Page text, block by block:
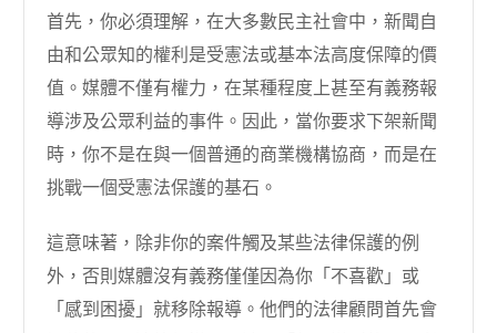
首先，你必須理解，在大多數民主社會中，新聞自
由和公眾知的權利是受憲法或基本法高度保障的價
值。媒體不僅有權力，在某種程度上甚至有義務報
導涉及公眾利益的事件。因此，當你要求下架新聞
時，你不是在與一個普通的商業機構協商，而是在
挑戰一個受憲法保護的基石。
這意味著，除非你的案件觸及某些法律保護的例
外，否則媒體沒有義務僅僅因為你「不喜歡」或
「感到困擾」就移除報導。他們的法律顧問首先會